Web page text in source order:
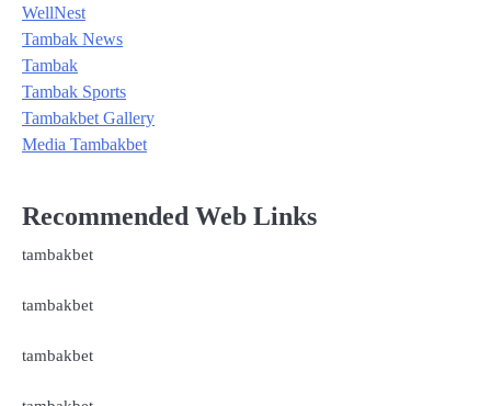
WellNest
Tambak News
Tambak
Tambak Sports
Tambakbet Gallery
Media Tambakbet
Recommended Web Links
tambakbet
tambakbet
tambakbet